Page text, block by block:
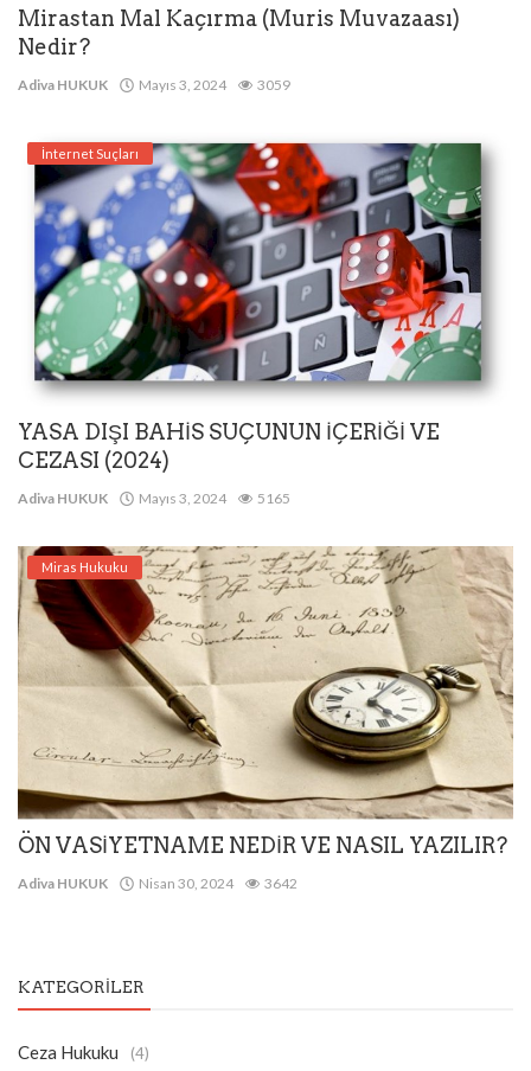
Mirastan Mal Kaçırma (Muris Muvazaası)
Nedir?
Adiva HUKUK Mayıs 3, 2024 3059
İnternet Suçları
YASA DIŞI BAHİS SUÇUNUN İÇERİĞİ VE
CEZASI (2024)
Adiva HUKUK Mayıs 3, 2024 5165
Miras Hukuku
ÖN VASİYETNAME NEDİR VE NASIL YAZILIR?
Adiva HUKUK Nisan 30, 2024 3642
KATEGORILER
Ceza Hukuku (4)